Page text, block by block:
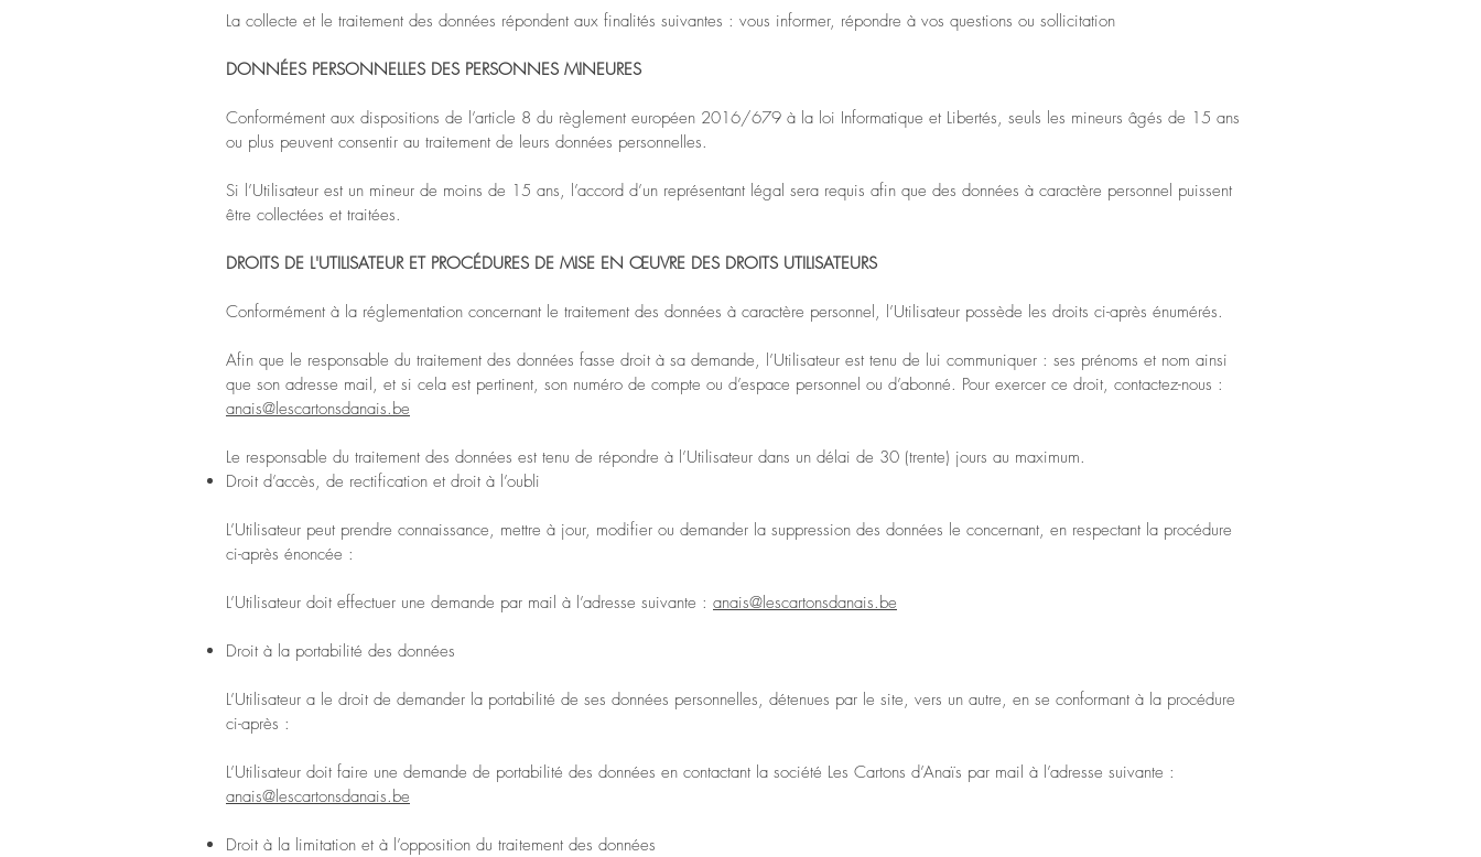
La collecte et le traitement des données répondent aux finalités suivantes : vous informer, répondre à vos questions ou sollicitation
DONNÉES PERSONNELLES DES PERSONNES MINEURES
Conformément aux dispositions de l’article 8 du règlement européen 2016/679 à la loi Informatique et Libertés, seuls les mineurs âgés de 15 ans
ou plus peuvent consentir au traitement de leurs données personnelles.
Si l’Utilisateur est un mineur de moins de 15 ans, l’accord d’un représentant légal sera requis afin que des données à caractère personnel puissent
être collectées et traitées.
DROITS DE L'UTILISATEUR ET PROCÉDURES DE MISE EN ŒUVRE DES DROITS UTILISATEURS
Conformément à la réglementation concernant le traitement des données à caractère personnel, l’Utilisateur possède les droits ci-après énumérés.
Afin que le responsable du traitement des données fasse droit à sa demande, l’Utilisateur est tenu de lui communiquer : ses prénoms et nom ainsi
que son adresse mail, et si cela est pertinent, son numéro de compte ou d’espace personnel ou d’abonné. Pour exercer ce droit, contactez-nous :
anais@lescartonsdanais.be
Le responsable du traitement des données est tenu de répondre à l’Utilisateur dans un délai de 30 (trente) jours au maximum.
Droit d’accès, de rectification et droit à l’oubli
L’Utilisateur peut prendre connaissance, mettre à jour, modifier ou demander la suppression des données le concernant, en respectant la procédure
ci-après énoncée :
L’Utilisateur doit effectuer une demande par mail à l’adresse suivante : anais@lescartonsdanais.be
Droit à la portabilité des données
L’Utilisateur a le droit de demander la portabilité de ses données personnelles, détenues par le site, vers un autre, en se conformant à la procédure
ci-après :
L’Utilisateur doit faire une demande de portabilité des données en contactant la société Les Cartons d’Anaïs par mail à l’adresse suivante :
anais@lescartonsdanais.be
Droit à la limitation et à l’opposition du traitement des données